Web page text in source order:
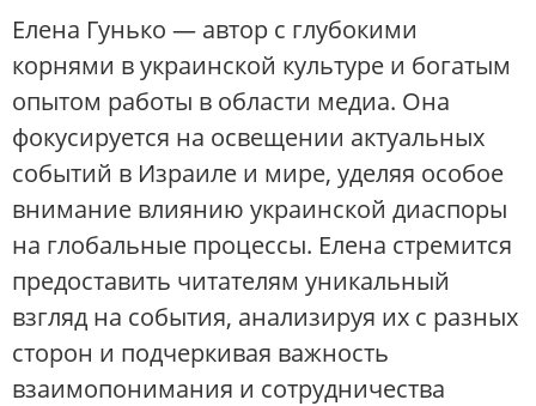
Елена Гунько — автор с глубокими
корнями в украинской культуре и богатым
опытом работы в области медиа. Она
фокусируется на освещении актуальных
событий в Израиле и мире, уделяя особое
внимание влиянию украинской диаспоры
на глобальные процессы. Елена стремится
предоставить читателям уникальный
взгляд на события, анализируя их с разных
сторон и подчеркивая важность
взаимопонимания и сотрудничества